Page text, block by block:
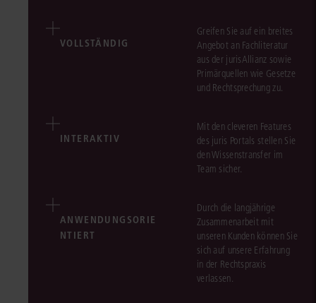
VOLLSTÄNDIG
Greifen Sie auf ein breites
Angebot an Fachliteratur
aus der jurisAllianz sowie
Primärquellen wie Gesetze
und Rechtsprechung zu.
INTERAKTIV
Mit den cleveren Features
des juris Portals stellen Sie
den Wissenstransfer im
Team sicher.
ANWENDUNGSORIE
NTIERT
Durch die langjährige
Zusammenarbeit mit
unseren Kunden können Sie
sich auf unsere Erfahrung
in der Rechtspraxis
verlassen.